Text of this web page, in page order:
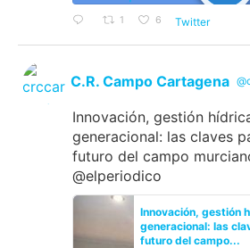
1 6 Twitter
C.R. Campo Cartagena
Innovación, gestión
generacional: las claves
futuro del campo
@elperiodico
Innovación, gestión
generacional: las
futuro del campo...